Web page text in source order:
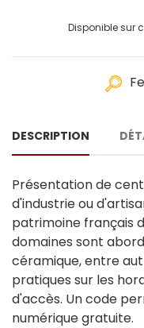
Disponible sur
DESCRIPTION
Présentation de
d'industrie ou
patrimoine français
domaines sont
céramique, entre
pratiques sur les
d'accès. Un code
numérique gratuite.